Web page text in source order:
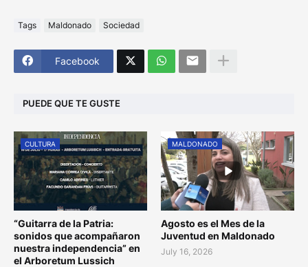
Tags Maldonado Sociedad
Facebook
PUEDE QUE TE GUSTE
CULTURA
“Guitarra de la Patria:
sonidos que acompañaron
nuestra independencia” en
el Arboretum Lussich
MALDONADO
Agosto es el Mes de la
Juventud en Maldonado
July 16, 2026